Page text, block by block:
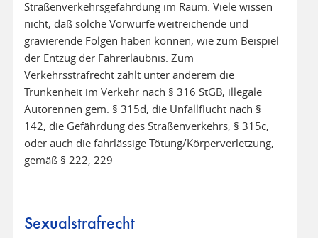
Straßenverkehrsgefährdung im Raum. Viele wissen
nicht, daß solche Vorwürfe weitreichende und
gravierende Folgen haben können, wie zum Beispiel
der Entzug der Fahrerlaubnis. Zum
Verkehrsstrafrecht zählt unter anderem die
Trunkenheit im Verkehr nach § 316 StGB, illegale
Autorennen gem. § 315d, die Unfallflucht nach §
142, die Gefährdung des Straßenverkehrs, § 315c,
oder auch die fahrlässige Tötung/Körperverletzung,
gemäß § 222, 229
Sexualstrafrecht